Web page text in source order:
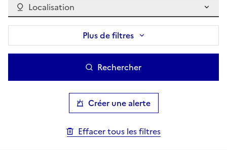
Localisation
Plus de filtres
Rechercher
Créer une alerte
Effacer tous les filtres